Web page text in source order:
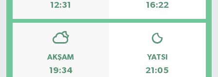
12:31 16:22
AKŞAM
19:34
YATSI
21:05